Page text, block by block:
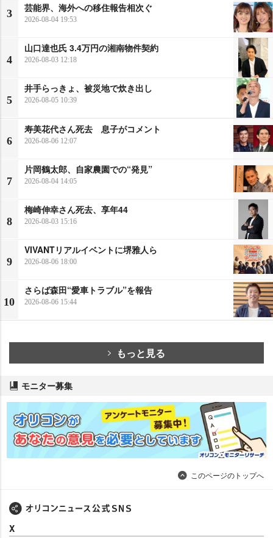
3
芸能界、海外への移住報告相次ぐ
2026-08-04 19:53
4
山口達也氏 3.4万円の湘南物件契約
2026-08-03 12:18
5
井手らっきょ、被災地で炊き出し
2026-08-05 10:39
6
寿美花代さん死去 息子がコメント
2026-08-06 12:07
7
片岡鶴太郎、自家農園での“発見”
2026-08-04 14:05
8
梅崎伸幸さん死去、享年44
2026-08-03 15:16
9
VIVANTリアルイベントに堺雅人ら
2026-08-06 18:00
10
さらば森田“愛車トラブル”を報告
2026-08-06 15:44
もっと見る
モニター募集
このページのトップへ
X